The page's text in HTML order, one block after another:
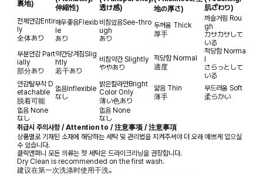
裏地)
伸縮性)
透け感)
地の厚さ)
肌ざわり)
전체안감Entir
ly
全体あり
매우좋음Flexib
le
あり
비침있음See-thro
ugh
あり
두꺼움 Thick
厚手
까슬거림 Rou
gh
カサカサして
いる
부분안감 Part
ially
部分あり
약간당겨짐Slig
htly
若干あり
비침약간Slightly
ややあり
적당함 Normal
適度
적당함 Norma
l
さらっとして
いる
안감탈부착 D
etachable
脱着可能
없음Inflexible
なし
밝은칼라만Bright
Color Only
薄い色あり
얇음 Thin
薄手
부드러움 Soft
柔らかい
없음 None
なし
없음 None
なし
취급시 주의사항 / Attention to / 注意事项 / 注意事項
상품별로 기재된 소재에 해당하는 세탁 및 관리법을 지켜주셔야 더 오래 예쁘게 입으실
수 있습니다.
클릭앤퍼니 모든 의류는 첫 세탁은 드라이크리닝을 권장합니다.
Dry Clean is recommended on the first wash.
建议在第一次洗涤时使用干洗。